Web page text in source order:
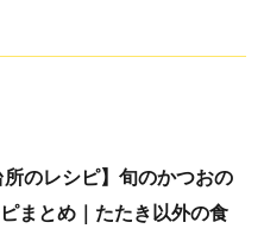
所のレシピ】旬のかつおの
まとめ｜たたき以外の食